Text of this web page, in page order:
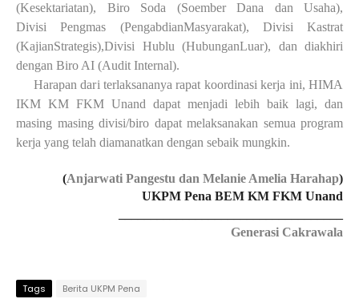
(Kesektariatan), Biro Soda (Soember Dana dan Usaha),
DivisiPengmas (PengabdianMasyarakat), Divisi Kastrat
(KajianStrategis),Divisi Hublu (HubunganLuar), dan diakhiri
dengan Biro AI (Audit Internal).
Harapan dari terlaksananya rapat koordinasi kerja ini, HIMA
IKM KM FKM Unand dapat menjadi lebih baik lagi, dan
masing masing divisi/biro dapat melaksanakan semua program
kerja yang telah diamanatkan dengan sebaik mungkin.
(Anjarwati Pangestu dan Melanie Amelia Harahap)
UKPM Pena BEM KM FKM Unand
Generasi Cakrawala
Tags Berita UKPM Pena